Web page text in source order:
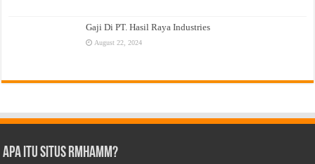
Gaji Di PT. Hasil Raya Industries
August 22, 2024
Apa Itu Situs Rmhamm?